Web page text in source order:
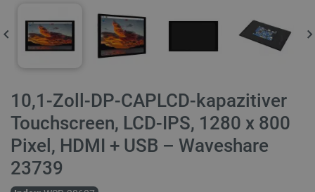
10,1-Zoll-DP-CAPLCD-kapazitiver
Touchscreen, LCD-IPS, 1280 x 800
Pixel, HDMI + USB – Waveshare
23739